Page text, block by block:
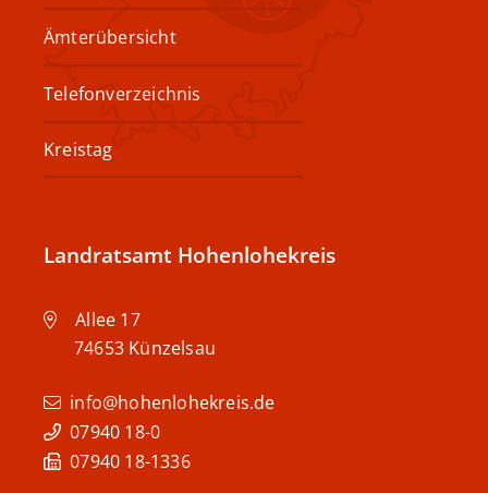
Ämterübersicht
Telefonverzeichnis
Kreistag
Landratsamt Hohenlohekreis
Allee 17
74653 Künzelsau
info@hohenlohekreis.de
07940 18-0
07940 18-1336